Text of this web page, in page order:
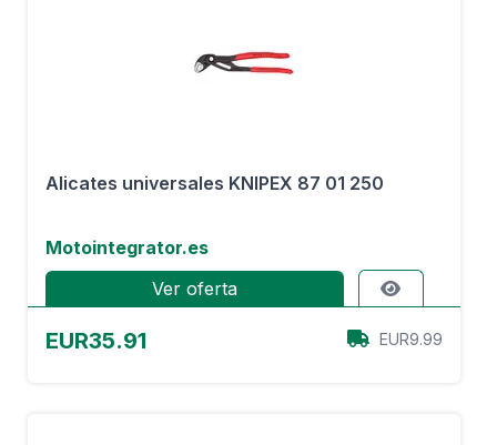
Alicates universales KNIPEX 87 01 250
Motointegrator.es
Ver oferta
EUR35.91 EUR9.99